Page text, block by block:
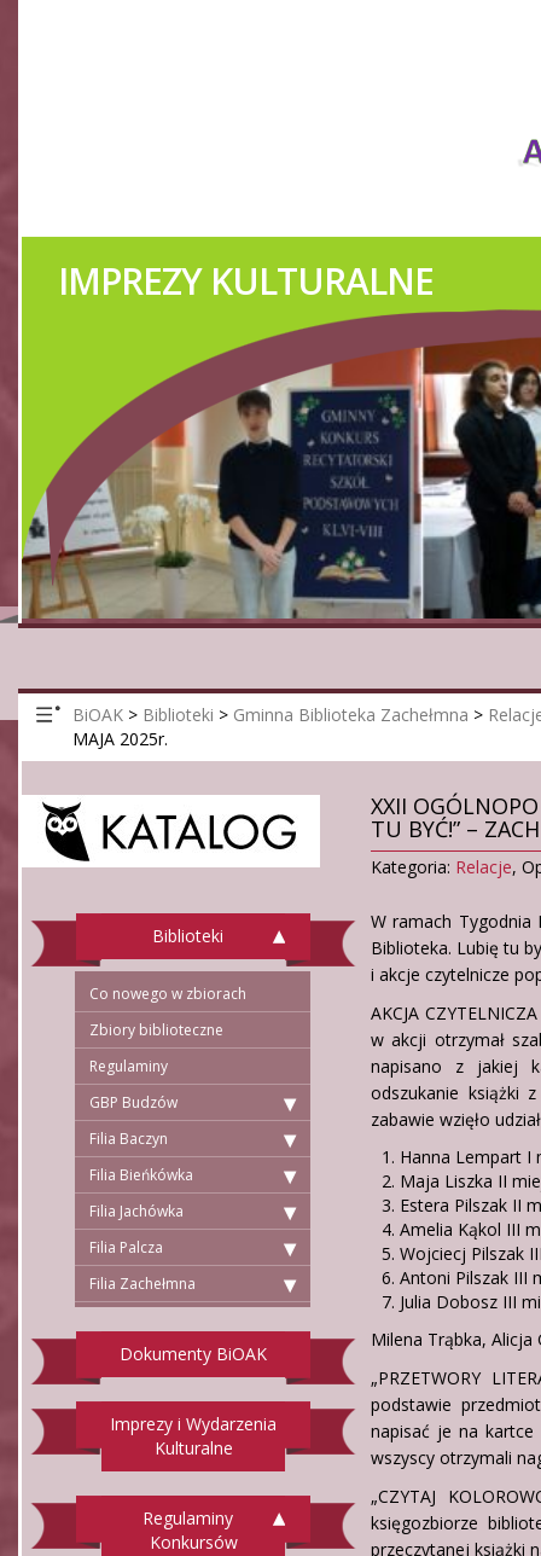
IMPREZY KULTURALNE
BiOAK > Biblioteki > Gminna Biblioteka Zachełmna >
MAJA 2025r.
Biblioteki
Co nowego w zbiorach
Zbiory biblioteczne
Regulaminy
GBP Budzów
Filia Baczyn
Filia Bieńkówka
Filia Jachówka
Filia Palcza
Filia Zachełmna
Dokumenty BiOAK
Imprezy i Wydarzenia
Kulturalne
Regulaminy
Konkursów
XXII
TU BYĆ!” –
Kategoria: Relacje,
W ramach Tygodnia
Biblioteka. Lubię tu
i akcje czytelnicze
AKCJA
w akcji otrzymał
napisano z jakiej
odszukanie książki
zabawie wzięło
Hanna Lempart I
Maja Liszka II
Estera Pilszak II
Amelia Kąkol III
Wojciecj Pilszak
Antoni Pilszak III
Julia Dobosz III
Milena Trąbka, Alicja
„PRZETWORY
podstawie
napisać je na kartce
wszyscy otrzymali
„CZYTAJ
księgozbiorze
przeczytanej książki